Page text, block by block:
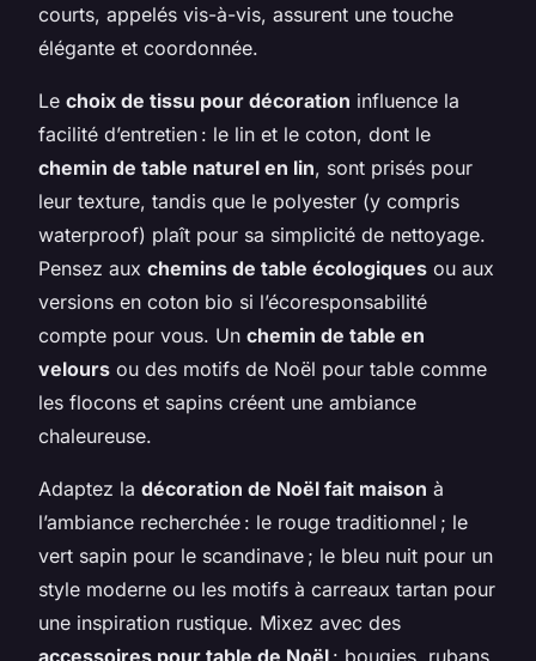
courts, appelés vis-à-vis, assurent une touche
élégante et coordonnée.
Le choix de tissu pour décoration influence la
facilité d’entretien : le lin et le coton, dont le
chemin de table naturel en lin, sont prisés pour
leur texture, tandis que le polyester (y compris
waterproof) plaît pour sa simplicité de nettoyage.
Pensez aux chemins de table écologiques ou aux
versions en coton bio si l’écoresponsabilité
compte pour vous. Un chemin de table en
velours ou des motifs de Noël pour table comme
les flocons et sapins créent une ambiance
chaleureuse.
Adaptez la décoration de Noël fait maison à
l’ambiance recherchée : le rouge traditionnel ; le
vert sapin pour le scandinave ; le bleu nuit pour un
style moderne ou les motifs à carreaux tartan pour
une inspiration rustique. Mixez avec des
accessoires pour table de Noël : bougies, rubans